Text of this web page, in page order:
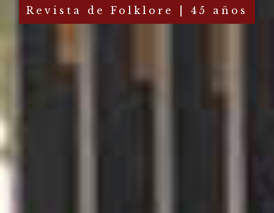
Revista de Folklore | 45 años